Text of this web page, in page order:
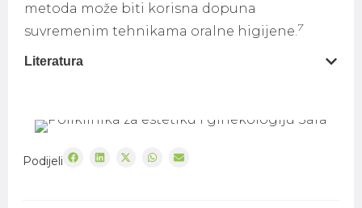
metoda može biti korisna dopuna
suvremenim tehnikama oralne higijene.7
Literatura
Podijeli